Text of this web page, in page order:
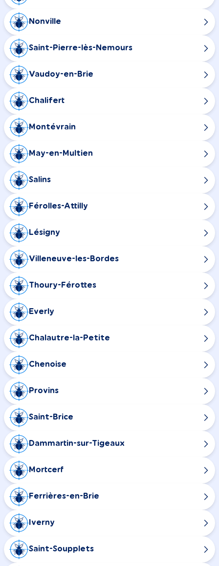
Nonville
Saint-Pierre-lès-Nemours
Vaudoy-en-Brie
Chalifert
Montévrain
May-en-Multien
Salins
Férolles-Attilly
Lésigny
Villeneuve-les-Bordes
Thoury-Férottes
Everly
Chalautre-la-Petite
Chenoise
Provins
Saint-Brice
Dammartin-sur-Tigeaux
Mortcerf
Ferrières-en-Brie
Iverny
Saint-Soupplets